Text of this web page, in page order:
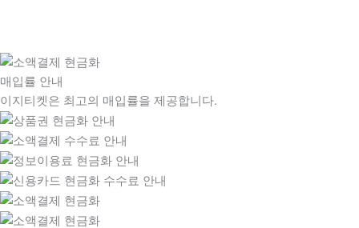
매입률 안내
이지티켓은 최고의 매입률을 제공합니다.